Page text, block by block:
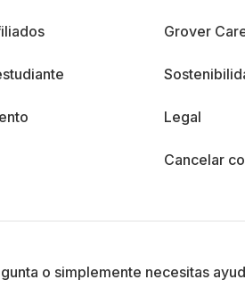
Grover
Legal
Cancelar
o simplemente necesitas